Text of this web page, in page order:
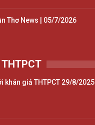
Thơ News | 05/7/2026
khán giả THTPCT 29/8/2025